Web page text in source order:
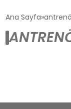
EĞITIM
Ana Sayfa